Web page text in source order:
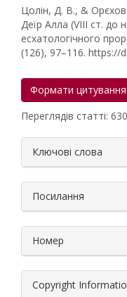
Цолін, Д. В., &
Деїр Алла (VIII ст. до
есхатологічного
(126), 97–116. https://
Формати цитування
Переглядів статті:
Ключові слова
Посилання
Номер
Copyright